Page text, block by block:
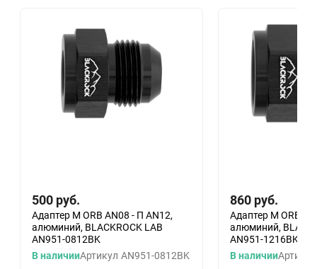
500 руб.
Адаптер М ORB AN08 - П AN12,
алюминий, BLACKROCK LAB
AN951-0812BK
В наличииАртикул AN951-0812BK
860 руб.
Адаптер М ORB
алюминий,
AN951-1216BK
В наличииАртикул